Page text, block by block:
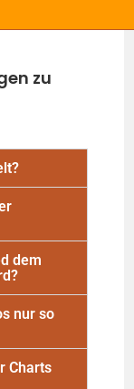
zu
dem
nur so
Charts